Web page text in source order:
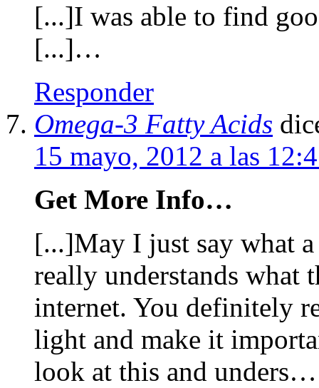
[...]I was able to find
[...]…
Responder
Omega-3 Fatty Acids
15 mayo, 2012 a las
Get More Info…
[...]May I just say what
really understands what
internet. You definitely
light and make it
look at this and unders…